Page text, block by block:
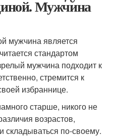
Мужчина
мужчина является
стандартом
мужчина подходит к
стремится к
избраннице.
старше, никого не
возрастов,
складываться по-своему.